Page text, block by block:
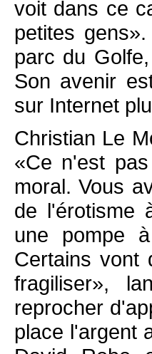
voit dans ce
petites
parc du
Son avenir
sur Internet
Christian Le
«Ce n'est
moral. Vous
de l'érotisme
une pompe
Certains vont
fragiliser»,
reprocher
place l'argent